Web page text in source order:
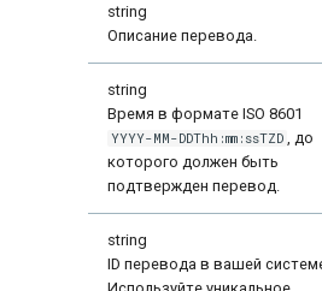
string
Описание перевода.
string
Время в формате ISO 8601
YYYY-MM-DDThh:mm:ssTZD
, до
которого должен быть
подтвержден перевод.
string
ID перевода в вашей